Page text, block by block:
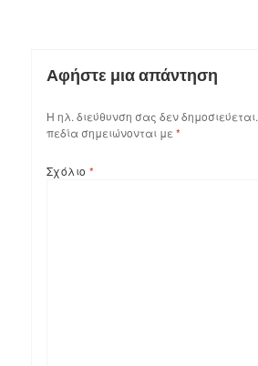
Αφήστε μια απάντηση
Η ηλ. διεύθυνση σας δεν δημοσιεύεται.
πεδία σημειώνονται με *
Σχόλιο *